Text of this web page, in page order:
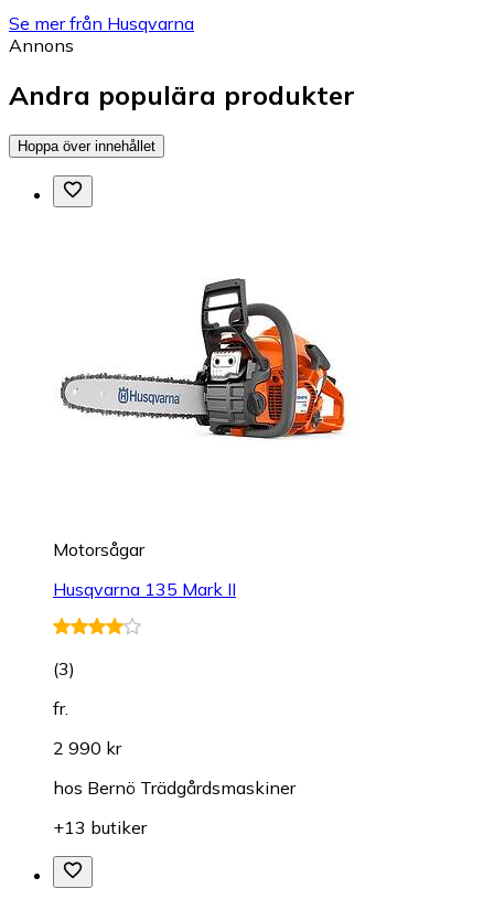
Se mer från Husqvarna
Annons
Andra populära produkter
Hoppa över innehållet
Motorsågar
Husqvarna 135 Mark II
(3)
fr.
2 990 kr
hos Bernö Trädgårdsmaskiner
+13 butiker